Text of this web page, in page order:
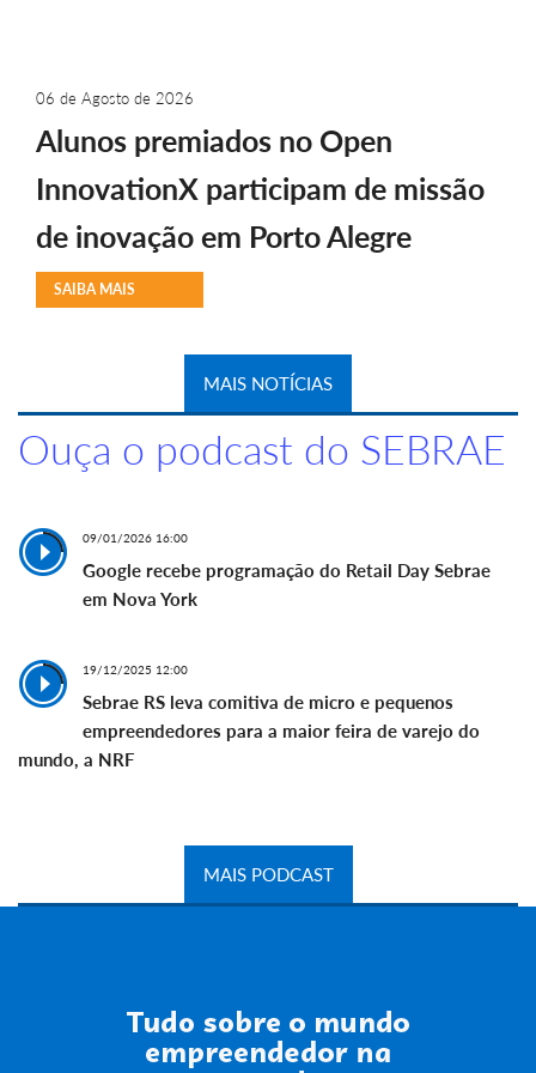
06 de Agosto de 2026
Alunos premiados no Open
InnovationX participam de missão
de inovação em Porto Alegre
SAIBA MAIS
MAIS NOTÍCIAS
Ouça o podcast do SEBRAE
09/01/2026 16:00
Google recebe programação do Retail Day Sebrae
em Nova York
19/12/2025 12:00
Sebrae RS leva comitiva de micro e pequenos
empreendedores para a maior feira de varejo do
mundo, a NRF
MAIS PODCAST